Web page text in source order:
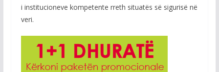
i institucioneve kompetente rreth situatës së sigurisë në
veri.